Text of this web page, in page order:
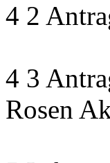
4 2
4 3
Rosen